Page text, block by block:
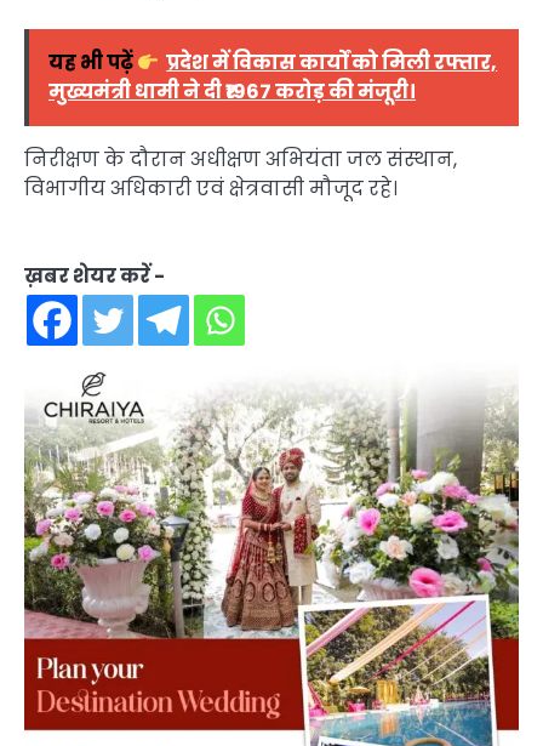
यह भी पढ़ें
प्रदेश में विकास कार्यों को मिली रफ्तार,
मुख्यमंत्री धामी ने दी ₹1967 करोड़ की मंजूरी।
निरीक्षण के दौरान अधीक्षण अभियंता जल संस्थान,
विभागीय अधिकारी एवं क्षेत्रवासी मौजूद रहे।
ख़बर शेयर करें -